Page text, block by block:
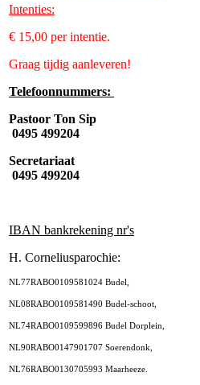
Intenties:
€ 15,00 per intentie.
Graag tijdig aanleveren!
Telefoonnummers:
Pastoor Ton Sip
0495 499204
Secretariaat
0495 499204
IBAN bankrekening nr's
H. Corneliusparochie:
NL77RABO0109581024 Budel,
NL08RABO0109581490 Budel-schoot,
NL74RABO0109599896 Budel Dorplein,
NL90RABO0147901707 Soerendonk,
NL76RABO0130705993 Maarheeze.